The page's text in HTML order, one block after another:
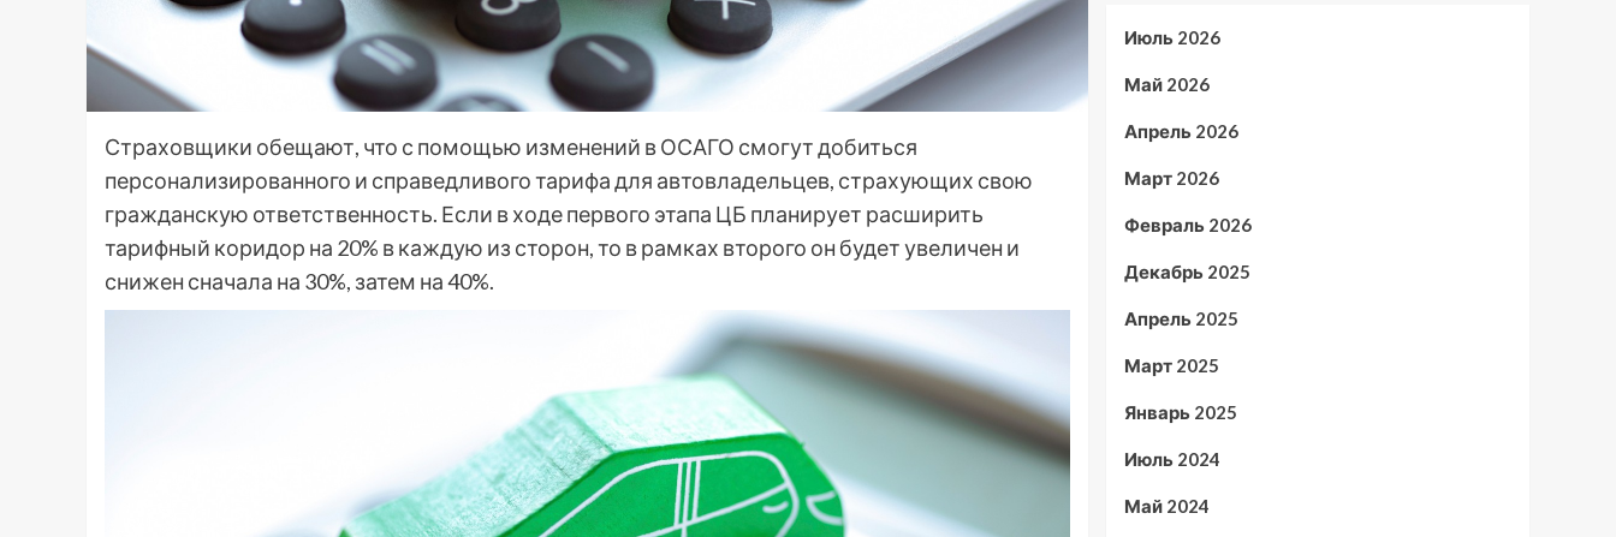
Страховщики обещают, что с помощью изменений в ОСАГО смогут добиться
персонализированного и справедливого тарифа для автовладельцев, страхующих свою
гражданскую ответственность. Если в ходе первого этапа ЦБ планирует расширить
тарифный коридор на 20% в каждую из сторон, то в рамках второго он будет увеличен и
снижен сначала на 30%, затем на 40%.
Июль 2026
Май 2026
Апрель 2026
Март 2026
Февраль 2026
Декабрь 2025
Апрель 2025
Март 2025
Январь 2025
Июль 2024
Май 2024